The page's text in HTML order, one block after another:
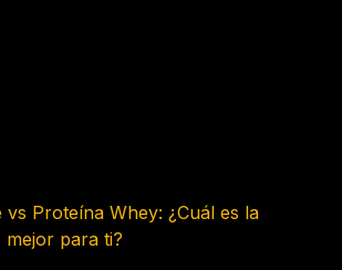
Proteína Whey: ¿Cuál es la
mejor para ti?